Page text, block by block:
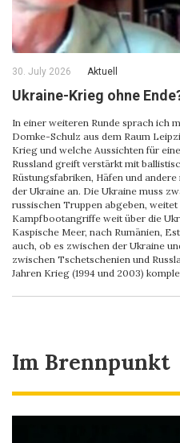
30. July 2026 Aktuell
Ukraine-Krieg ohne
In einer weiteren Runde sprach ich
Domke-Schulz aus dem Raum
Krieg und welche Aussichten für
Russland greift verstärkt mit
Rüstungsfabriken, Häfen und
der Ukraine an. Die Ukraine muss
russischen Truppen abgeben,
Kampfbootangriffe weit über die
Kaspische Meer, nach Rumänien,
auch, ob es zwischen der Ukraine
zwischen Tschetschenien und
Jahren Krieg (1994 und 2003)
Im Brennpunkt